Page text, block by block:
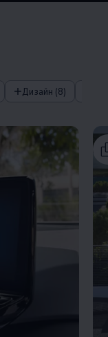
Дизайн (8)